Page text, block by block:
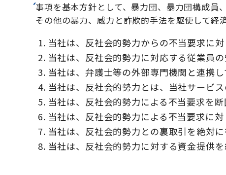
事項を基本方針として、暴力団、暴力団構成員
その他の暴力、威力と詐欺的手法を駆使して経
当社は、反社会的勢力からの不当要求に
当社は、反社会的勢力に対応する従業員の
当社は、弁護士等の外部専門機関と連携
当社は、反社会的勢力とは、当社サービ
当社は、反社会的勢力による不当要求を
当社は、反社会的勢力による不当要求に
当社は、反社会的勢力との裏取引を絶対に
当社は、反社会的勢力に対する資金提供を